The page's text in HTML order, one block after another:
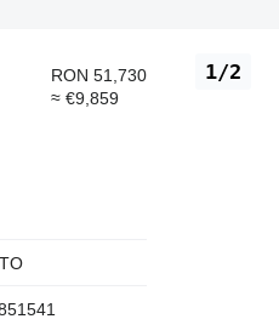
1/2
RON 51,730
≈ €9,859